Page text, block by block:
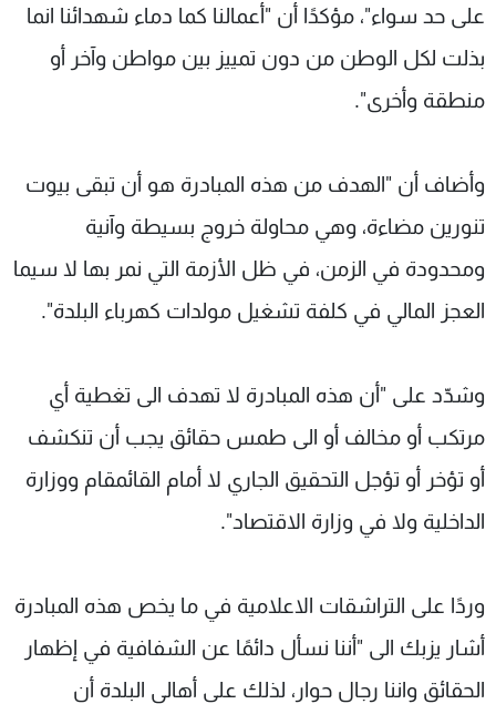
على حد سواء"، مؤكدًا أن "أعمالنا كما دماء شهدائنا انما
بذلت لكل الوطن من دون تمييز بين مواطن وآخر أو
منطقة وأخرى".
وأضاف أن "الهدف من هذه المبادرة هو أن تبقى بيوت
تنورين مضاءة، وهي محاولة خروج بسيطة وآنية
ومحدودة في الزمن، في ظل الأزمة التي نمر بها لا سيما
العجز المالي في كلفة تشغيل مولدات كهرباء البلدة".
وشدّد على "أن هذه المبادرة لا تهدف الى تغطية أي
مرتكب أو مخالف أو الى طمس حقائق يجب أن تنكشف
أو تؤخر أو تؤجل التحقيق الجاري لا أمام القائمقام ووزارة
الداخلية ولا في وزارة الاقتصاد".
وردًا على التراشقات الاعلامية في ما يخص هذه المبادرة
أشار يزبك الى "أننا نسأل دائمًا عن الشفافية في إظهار
الحقائق واننا رجال حوار، لذلك على أهالي البلدة أن